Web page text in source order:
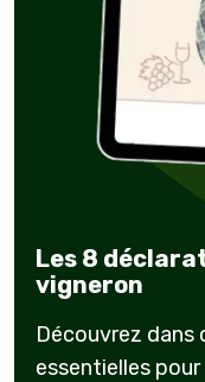
Les 8
vigneron
Découvrez
essentielles